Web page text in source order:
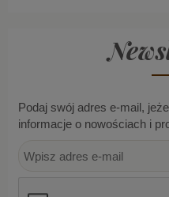
Podaj swój adres e-mail,
informacje o nowościach i